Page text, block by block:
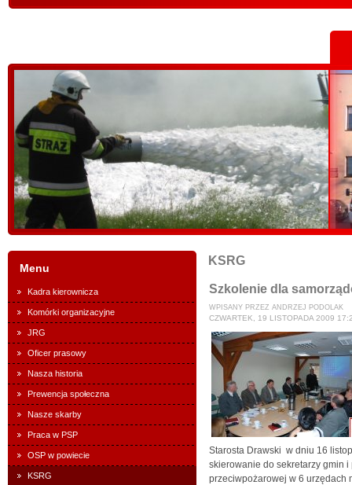
Menu
Kadra kierownicza
Komórki organizacyjne
JRG
Oficer prasowy
Nasza historia
Prewencja społeczna
Nasze skarby
Praca w PSP
OSP w powiecie
KSRG
KSRG
Szkolenie dla
WPISANY PRZEZ ANDRZEJ PODOLAK
CZWARTEK, 19 LISTOPADA 2009
Starosta Drawski w dniu 16
skierowanie do sekretarzy gmin
przeciwpożarowej w 6 urzędach